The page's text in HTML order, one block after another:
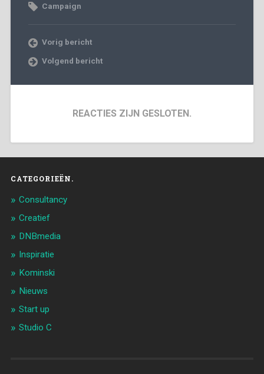
Campaign
Vorig bericht
Volgend bericht
REACTIES ZIJN GESLOTEN.
CATEGORIEËN.
Consultancy
Creatief
DNBmedia
Inspiratie
Kominski
Nieuws
Start up
Studio C